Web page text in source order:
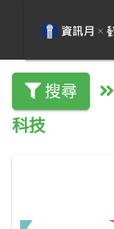
搜尋
科技